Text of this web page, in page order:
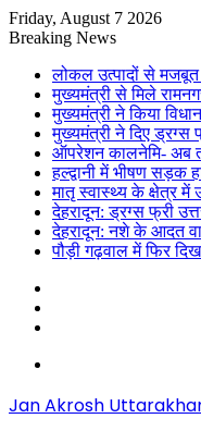
Friday, August 7 2026
Breaking News
लोकल उत्पादों से मजबूत
मुख्यमंत्री से मिले
मुख्यमंत्री ने किया
मुख्यमंत्री ने दिए ड्रग्स
ऑपरेशन कालनेमि- अब
हल्द्वानी में भीषण सड़क
मातृ स्वास्थ्य के क्षेत्र में
देहरादून: ड्रग्स फ्री
देहरादून: नशे के आदत
पौड़ी गढ़वाल में फिर
Jan Akrosh